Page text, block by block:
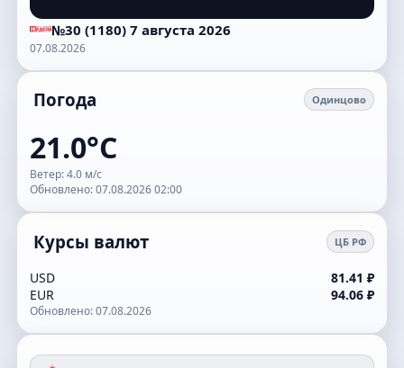
№30 (1180) 7 августа 2026
07.08.2026
Погода Одинцово
21.0°C
Ветер: 4.0 м/с
Обновлено: 07.08.2026 02:00
Курсы валют ЦБ РФ
USD
81.41 ₽
EUR
94.06 ₽
Обновлено: 07.08.2026